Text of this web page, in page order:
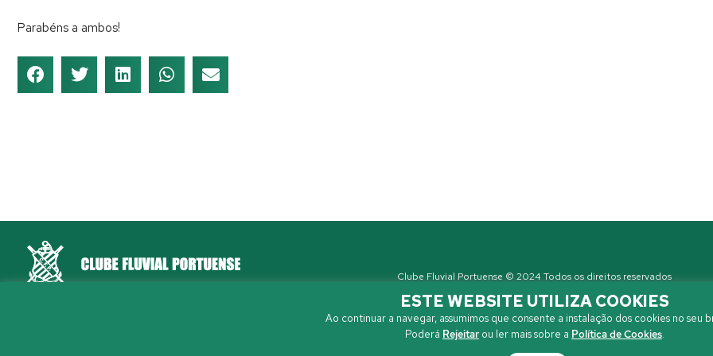
Parabéns a ambos!
Clube Fluvial Portuense © 2024 Todos os direitos reservados
ESTE WEBSITE UTILIZA COOKIES
Ao continuar a navegar, assumimos que consente a instalação dos cookies no seu
Poderá Rejeitar ou ler mais sobre a Política de Cookies.